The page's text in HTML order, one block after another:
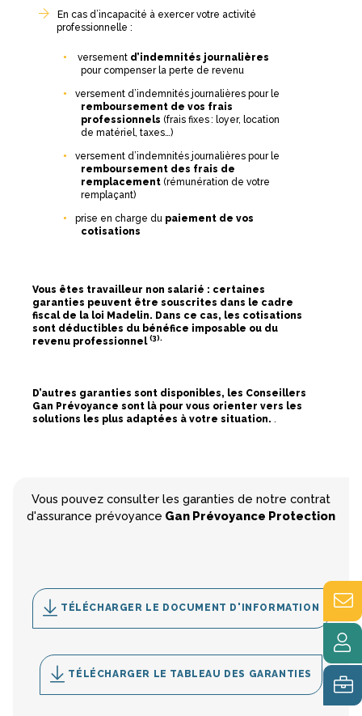
En cas d’incapacité à exercer votre activité
professionnelle :
versement d’indemnités journalières
pour compenser la perte de revenu
versement d’indemnités journalières pour le
remboursement de vos frais
professionnels (frais fixes : loyer, location
de matériel, taxes…)
versement d’indemnités journalières pour le
remboursement des frais de
remplacement (rémunération de votre
remplaçant)
prise en charge du paiement de vos
cotisations
Vous êtes travailleur non salarié : certaines
garanties peuvent être souscrites dans le cadre
fiscal de la loi Madelin. Dans ce cas, les cotisations
sont déductibles du bénéfice imposable ou du
revenu professionnel (3).
D’autres garanties sont disponibles, les Conseillers
Gan Prévoyance sont là pour vous orienter vers les
solutions les plus adaptées à votre situation.
Vous pouvez consulter les garanties de notre contrat
d'assurance prévoyance Gan Prévoyance Protection
TÉLÉCHARGER LE DOCUMENT D'INFORMATION
TÉLÉCHARGER LE TABLEAU DES GARANTIES